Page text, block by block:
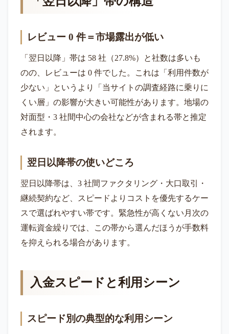
レビュー 0 件＝市場露出が低い
「翌日以降」帯は 58 社（27.8%）と社数は多いも
のの、レビューは 0 件でした。これは「利用件数が
少ない」というより「当サイトの調査経路に乗りに
くい層」の影響が大きい可能性があります。地場の
対面型・3 社間中心の会社などが含まれる帯と推定
されます。
翌日以降帯の使いどころ
翌日以降帯は、3 社間ファクタリング・大口取引・
継続契約など、スピードよりコストを優先するケー
スで選ばれやすい帯です。緊急性が高くない月次の
運転資金繰りでは、この帯から選んだほうが手数料
を抑えられる場合があります。
入金スピードと利用シーン
スピード別の典型的な利用シーン